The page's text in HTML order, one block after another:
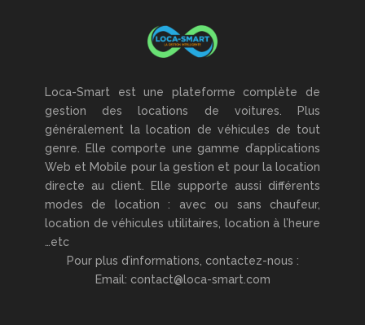
Loca-Smart est une plateforme complète de
gestion des locations de voitures. Plus
généralement la location de véhicules de tout
genre. Elle comporte une gamme d’applications
Web et Mobile pour la gestion et pour la location
directe au client. Elle supporte aussi différents
modes de location : avec ou sans chaufeur,
location de véhicules utilitaires, location à l’heure
…etc
Pour plus d’informations, contactez-nous :
Email: contact@loca-smart.com